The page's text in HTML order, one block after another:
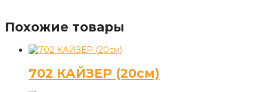
Похожие товары
702 КАЙЗЕР (20см)